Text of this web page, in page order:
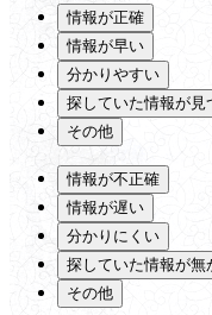
情報が正確
情報が早い
分かりやすい
探していた情報が見
その他
情報が不正確
情報が遅い
分かりにくい
探していた情報が無
その他